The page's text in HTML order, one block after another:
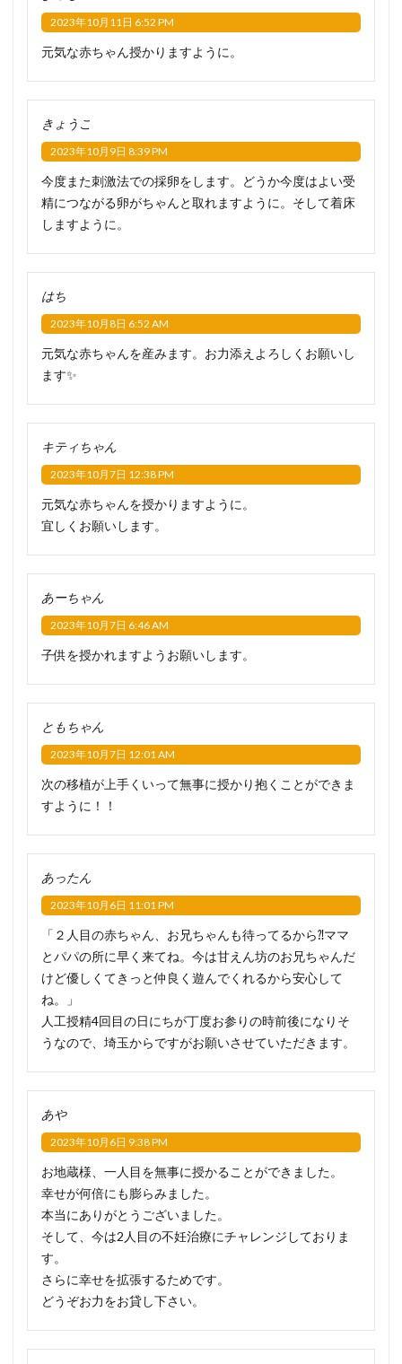
2023年10月11日 6:52 PM
元気な赤ちゃん授かりますように。
きょうこ
2023年10月9日 8:39 PM
今度また刺激法での採卵をします。どうか今度はよい受
精につながる卵がちゃんと取れますように。そして着床
しますように。
はち
2023年10月8日 6:52 AM
元気な赤ちゃんを産みます。お力添えよろしくお願いし
ます✨
キティちゃん
2023年10月7日 12:38 PM
元気な赤ちゃんを授かりますように。
宜しくお願いします。
あーちゃん
2023年10月7日 6:46 AM
子供を授かれますようお願いします。
ともちゃん
2023年10月7日 12:01 AM
次の移植が上手くいって無事に授かり抱くことができま
すように！！
あったん
2023年10月6日 11:01 PM
「２人目の赤ちゃん、お兄ちゃんも待ってるから⁈ママ
とパパの所に早く来てね。今は甘えん坊のお兄ちゃんだ
けど優しくてきっと仲良く遊んでくれるから安心して
ね。」
人工授精4回目の日にちが丁度お参りの時前後になりそ
うなので、埼玉からですがお願いさせていただきます。
あや
2023年10月6日 9:38 PM
お地蔵様、一人目を無事に授かることができました。
幸せが何倍にも膨らみました。
本当にありがとうございました。
そして、今は2人目の不妊治療にチャレンジしておりま
す。
さらに幸せを拡張するためです。
どうぞお力をお貸し下さい。